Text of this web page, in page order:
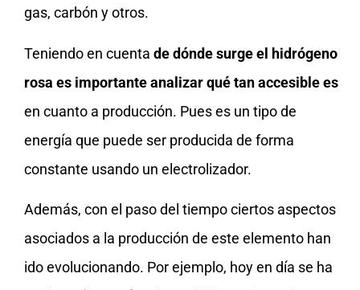
gas, carbón y otros.
Teniendo en cuenta de dónde surge el hidrógeno
rosa es importante analizar qué tan accesible es
en cuanto a producción. Pues es un tipo de
energía que puede ser producida de forma
constante usando un electrolizador.
Además, con el paso del tiempo ciertos aspectos
asociados a la producción de este elemento han
ido evolucionando. Por ejemplo, hoy en día se ha